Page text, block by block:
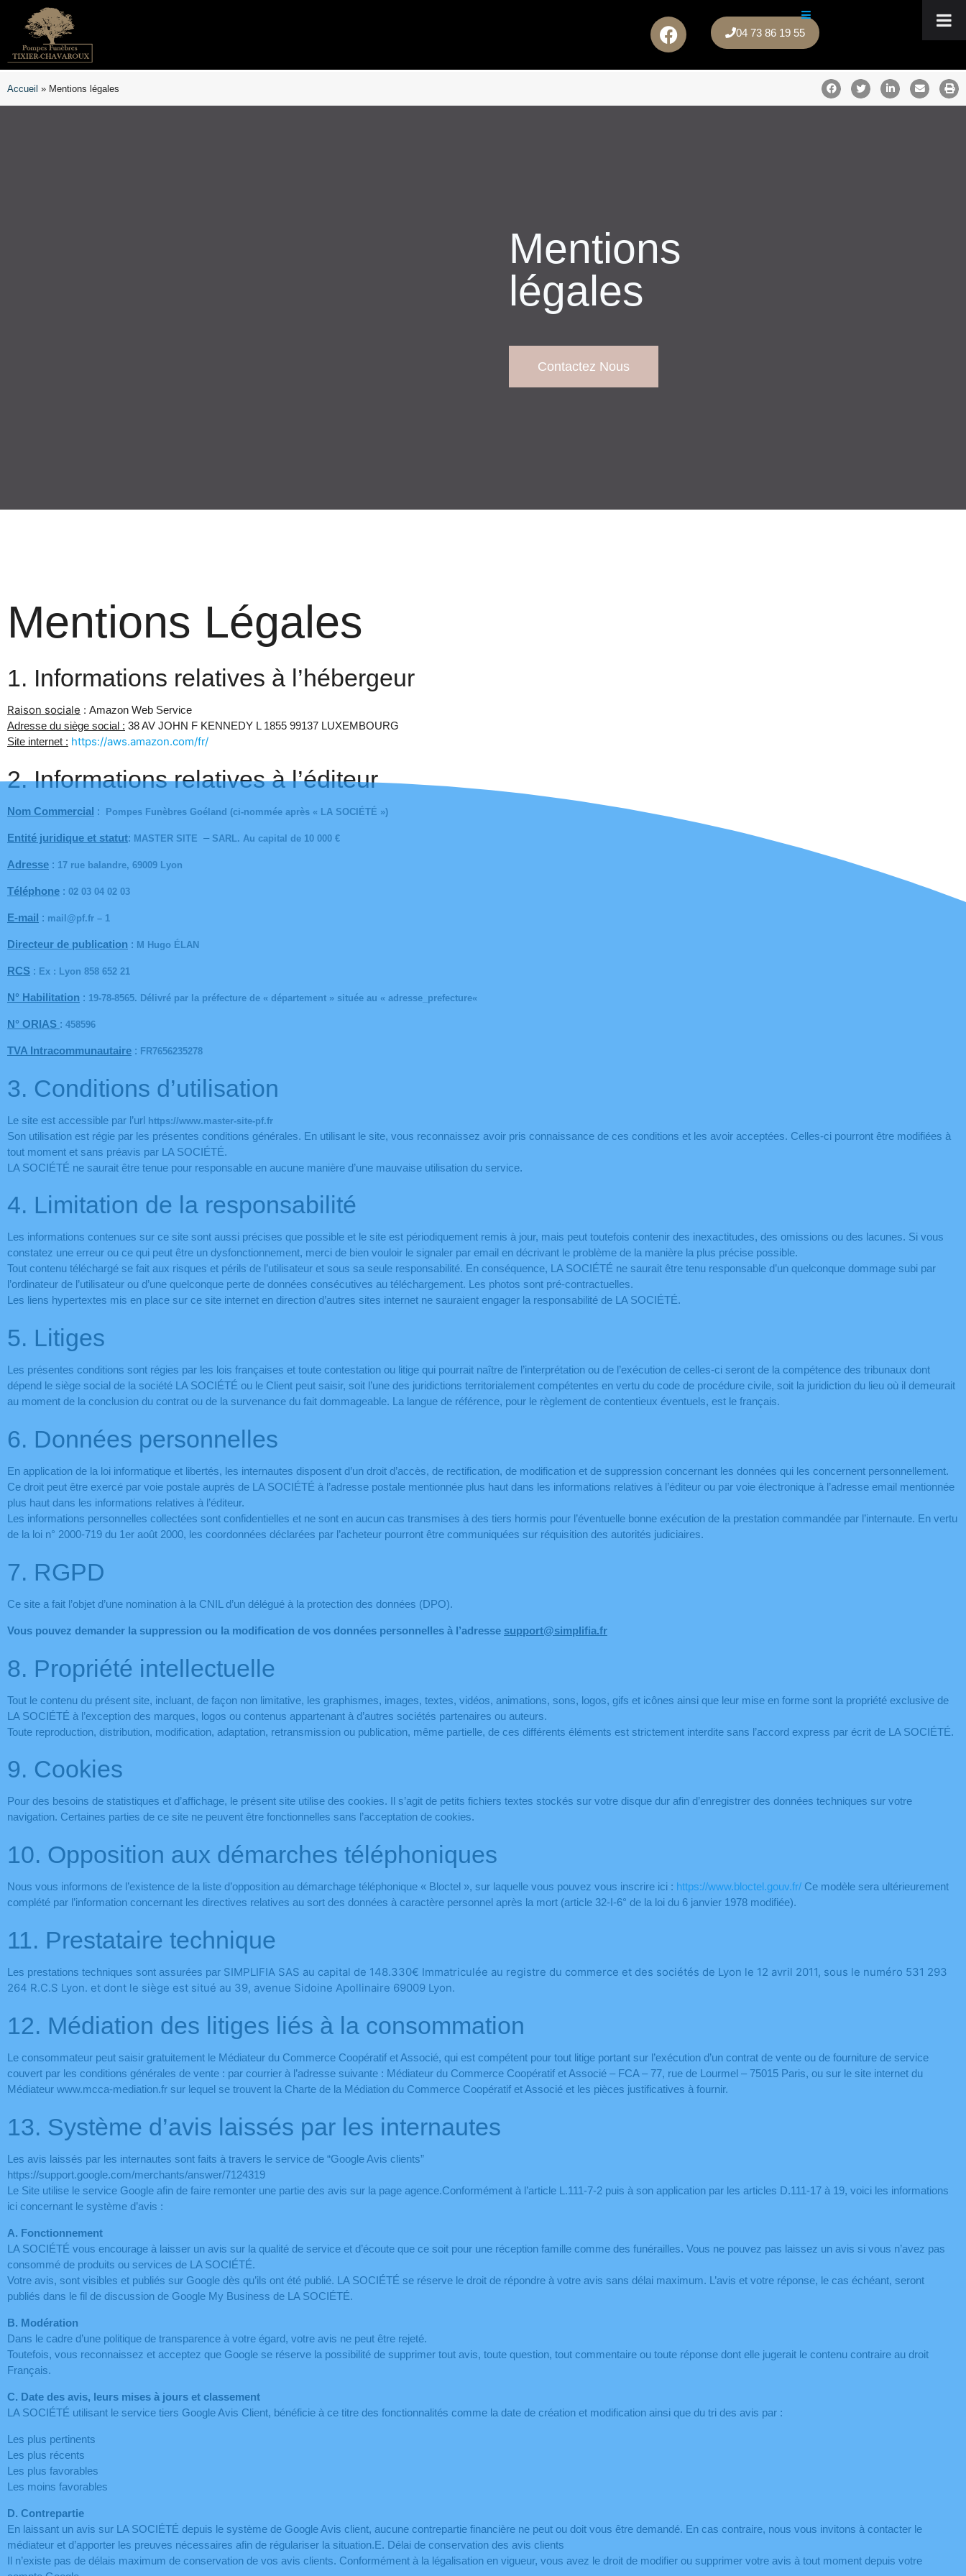
04 73 86 19 55
Accueil » Mentions légales
Mentions
légales
Contactez Nous
Mentions Légales
1. Informations relatives à l’hébergeur
Raison sociale : Amazon Web Service
Adresse du siège social : 38 AV JOHN F KENNEDY L 1855 99137 LUXEMBOURG
Site internet : https://aws.amazon.com/fr/
2. Informations relatives à l’éditeur
Nom Commercial : Pompes Funèbres Goéland (ci-nommée après « LA SOCIÉTÉ »)
Entité juridique et statut: MASTER SITE – SARL. Au capital de 10 000 €
Adresse : 17 rue balandre, 69009 Lyon
Téléphone : 02 03 04 02 03
E-mail : mail@pf.fr – 1
Directeur de publication : M Hugo ÉLAN
RCS : Ex : Lyon 858 652 21
N° Habilitation : 19-78-8565. Délivré par la préfecture de « département » située au « adresse_prefecture«
N° ORIAS : 458596
TVA Intracommunautaire : FR7656235278
3. Conditions d’utilisation
Le site est accessible par l’url https://www.master-site-pf.fr
Son utilisation est régie par les présentes conditions générales. En utilisant le site, vous reconnaissez avoir pris connaissance de ces conditions et les avoir acceptées. Celles-ci pourront être modifiées à
tout moment et sans préavis par LA SOCIÉTÉ.
LA SOCIÉTÉ ne saurait être tenue pour responsable en aucune manière d’une mauvaise utilisation du service.
4. Limitation de la responsabilité
Les informations contenues sur ce site sont aussi précises que possible et le site est périodiquement remis à jour, mais peut toutefois contenir des inexactitudes, des omissions ou des lacunes. Si vous
constatez une erreur ou ce qui peut être un dysfonctionnement, merci de bien vouloir le signaler par email en décrivant le problème de la manière la plus précise possible.
Tout contenu téléchargé se fait aux risques et périls de l’utilisateur et sous sa seule responsabilité. En conséquence, LA SOCIÉTÉ ne saurait être tenu responsable d’un quelconque dommage subi par
l’ordinateur de l’utilisateur ou d’une quelconque perte de données consécutives au téléchargement. Les photos sont pré-contractuelles.
Les liens hypertextes mis en place sur ce site internet en direction d’autres sites internet ne sauraient engager la responsabilité de LA SOCIÉTÉ.
5. Litiges
Les présentes conditions sont régies par les lois françaises et toute contestation ou litige qui pourrait naître de l’interprétation ou de l’exécution de celles-ci seront de la compétence des tribunaux dont
dépend le siège social de la société LA SOCIÉTÉ ou le Client peut saisir, soit l’une des juridictions territorialement compétentes en vertu du code de procédure civile, soit la juridiction du lieu où il demeurait
au moment de la conclusion du contrat ou de la survenance du fait dommageable. La langue de référence, pour le règlement de contentieux éventuels, est le français.
6. Données personnelles
En application de la loi informatique et libertés, les internautes disposent d’un droit d’accès, de rectification, de modification et de suppression concernant les données qui les concernent personnellement.
Ce droit peut être exercé par voie postale auprès de LA SOCIÉTÉ à l’adresse postale mentionnée plus haut dans les informations relatives à l’éditeur ou par voie électronique à l’adresse email mentionnée
plus haut dans les informations relatives à l’éditeur.
Les informations personnelles collectées sont confidentielles et ne sont en aucun cas transmises à des tiers hormis pour l’éventuelle bonne exécution de la prestation commandée par l’internaute. En vertu
de la loi n° 2000-719 du 1er août 2000, les coordonnées déclarées par l’acheteur pourront être communiquées sur réquisition des autorités judiciaires.
7. RGPD
Ce site a fait l’objet d’une nomination à la CNIL d’un délégué à la protection des données (DPO).
Vous pouvez demander la suppression ou la modification de vos données personnelles à l’adresse support@simplifia.fr
8. Propriété intellectuelle
Tout le contenu du présent site, incluant, de façon non limitative, les graphismes, images, textes, vidéos, animations, sons, logos, gifs et icônes ainsi que leur mise en forme sont la propriété exclusive de
LA SOCIÉTÉ à l’exception des marques, logos ou contenus appartenant à d’autres sociétés partenaires ou auteurs.
Toute reproduction, distribution, modification, adaptation, retransmission ou publication, même partielle, de ces différents éléments est strictement interdite sans l’accord express par écrit de LA SOCIÉTÉ.
9. Cookies
Pour des besoins de statistiques et d’affichage, le présent site utilise des cookies. Il s’agit de petits fichiers textes stockés sur votre disque dur afin d’enregistrer des données techniques sur votre
navigation. Certaines parties de ce site ne peuvent être fonctionnelles sans l’acceptation de cookies.
10. Opposition aux démarches téléphoniques
Nous vous informons de l’existence de la liste d’opposition au démarchage téléphonique « Bloctel », sur laquelle vous pouvez vous inscrire ici : https://www.bloctel.gouv.fr/ Ce modèle sera ultérieurement
complété par l’information concernant les directives relatives au sort des données à caractère personnel après la mort (article 32-I-6° de la loi du 6 janvier 1978 modifiée).
11. Prestataire technique
Les prestations techniques sont assurées par SIMPLIFIA SAS au capital de 148.330€ Immatriculée au registre du commerce et des sociétés de Lyon le 12 avril 2011, sous le numéro 531 293
264 R.C.S Lyon. et dont le siège est situé au 39, avenue Sidoine Apollinaire 69009 Lyon.
12. Médiation des litiges liés à la consommation
Le consommateur peut saisir gratuitement le Médiateur du Commerce Coopératif et Associé, qui est compétent pour tout litige portant sur l’exécution d’un contrat de vente ou de fourniture de service
couvert par les conditions générales de vente : par courrier à l’adresse suivante : Médiateur du Commerce Coopératif et Associé – FCA – 77, rue de Lourmel – 75015 Paris, ou sur le site internet du
Médiateur www.mcca-mediation.fr sur lequel se trouvent la Charte de la Médiation du Commerce Coopératif et Associé et les pièces justificatives à fournir.
13. Système d’avis laissés par les internautes
Les avis laissés par les internautes sont faits à travers le service de “Google Avis clients”
https://support.google.com/merchants/answer/7124319
Le Site utilise le service Google afin de faire remonter une partie des avis sur la page agence.Conformément à l’article L.111-7-2 puis à son application par les articles D.111-17 à 19, voici les informations
ici concernant le système d’avis :
A. Fonctionnement
LA SOCIÉTÉ vous encourage à laisser un avis sur la qualité de service et d’écoute que ce soit pour une réception famille comme des funérailles. Vous ne pouvez pas laissez un avis si vous n’avez pas
consommé de produits ou services de LA SOCIÉTÉ.
Votre avis, sont visibles et publiés sur Google dès qu’ils ont été publié. LA SOCIÉTÉ se réserve le droit de répondre à votre avis sans délai maximum. L’avis et votre réponse, le cas échéant, seront
publiés dans le fil de discussion de Google My Business de LA SOCIÉTÉ.
B. Modération
Dans le cadre d’une politique de transparence à votre égard, votre avis ne peut être rejeté.
Toutefois, vous reconnaissez et acceptez que Google se réserve la possibilité de supprimer tout avis, toute question, tout commentaire ou toute réponse dont elle jugerait le contenu contraire au droit
Français.
C. Date des avis, leurs mises à jours et classement
LA SOCIÉTÉ utilisant le service tiers Google Avis Client, bénéficie à ce titre des fonctionnalités comme la date de création et modification ainsi que du tri des avis par :
Les plus pertinents
Les plus récents
Les plus favorables
Les moins favorables
D. Contrepartie
En laissant un avis sur LA SOCIÉTÉ depuis le système de Google Avis client, aucune contrepartie financière ne peut ou doit vous être demandé. En cas contraire, nous vous invitons à contacter le
médiateur et d’apporter les preuves nécessaires afin de régulariser la situation.E. Délai de conservation des avis clients
Il n’existe pas de délais maximum de conservation de vos avis clients. Conformément à la légalisation en vigueur, vous avez le droit de modifier ou supprimer votre avis à tout moment depuis votre